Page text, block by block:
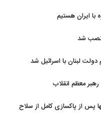
با ایران هستیم
لبنان با اسرائیل شد
معظم انقلاب
پس از پاکسازی کامل از سلاح